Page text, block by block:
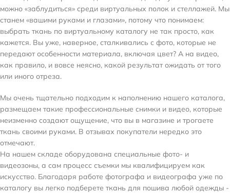
можно «заблудиться» среди виртуальных полок и стеллажей. Мы
станем «вашими руками и глазами», потому что понимаем:
выбрать ткань по виртуальному каталогу не так просто, как
кажется. Вы уже, наверное, сталкивались с фото, которые не
передают особенности материала, включая цвет? А на видео,
как правило, и вовсе неясно, какой результат ожидать от того
или иного отреза.
Мы очень тщательно подходим к наполнению нашего каталога,
размещаем такие профессиональные снимки и видео, которые
неизменно создают ощущение, что вы в магазине и трогаете
ткань своими руками. В отзывах покупатели нередко это
отмечают.
На нашем складе оборудована специальные фото- и
видеозоны, а сам процесс съемки мы квалифицируем как
искусство. Благодаря работе фотографа и видеографа уже по
каталогу вы легко подберете ткань для пошива любой одежды -